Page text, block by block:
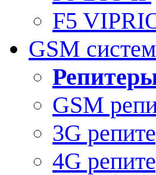
F5
GSM
GSM
3G
4G